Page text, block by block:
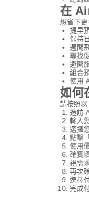
在
想省下
提早
保持
週間
尋找
避開
組合
使用
如何
請按照
造訪
輸入
選擇
點擊
使用
確實
視需
再次
選擇
完成